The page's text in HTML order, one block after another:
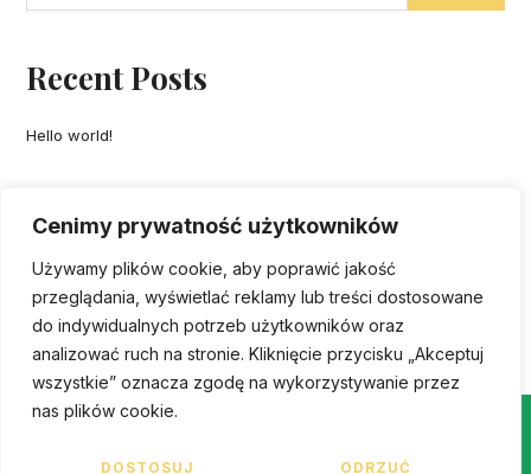
Cenimy prywatność użytkowników
Używamy plików cookie, aby poprawić jakość
przeglądania, wyświetlać reklamy lub treści dostosowane
do indywidualnych potrzeb użytkowników oraz
analizować ruch na stronie. Kliknięcie przycisku „Akceptuj
wszystkie” oznacza zgodę na wykorzystywanie przez
nas plików cookie.
DOSTOSUJ ODRZUĆ
Recent Posts
Hello world!
Recent Comments
A WordPress Commenter- Hello world!